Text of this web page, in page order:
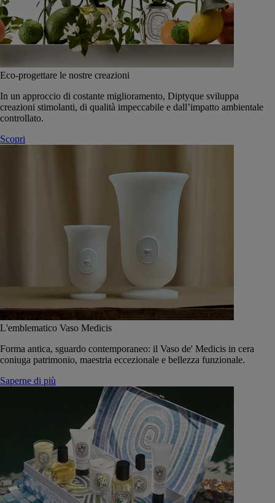
Eco-progettare le nostre creazioni
In un approccio di costante miglioramento, Diptyque sviluppa
creazioni stimolanti, di qualità impeccabile e dall’impatto ambientale
controllato.
Scopri
L'emblematico Vaso Medicis
Forma antica, sguardo contemporaneo: il Vaso de' Medicis in cera
coniuga patrimonio, maestria eccezionale e bellezza funzionale.
Saperne di più